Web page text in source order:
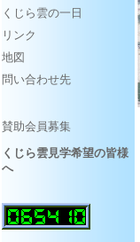
くじら雲の一日
リンク
地図
問い合わせ先
賛助会員募集
くじら雲見学希望の皆様
へ